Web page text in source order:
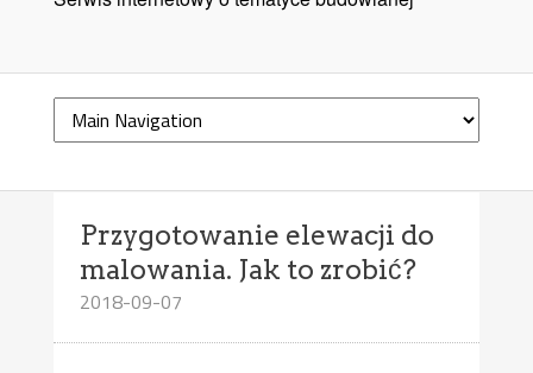
Przygotowanie elewacji do
malowania. Jak to zrobić?
2018-09-07